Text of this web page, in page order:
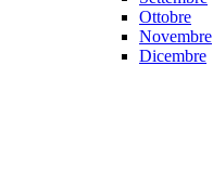
Ottobre
Novembre
Dicembre